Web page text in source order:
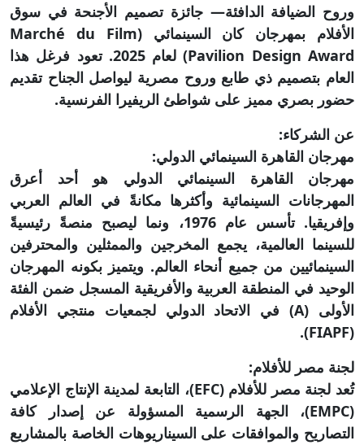
وروح الضيافة الدافئة— جائزة تصميم الأجنحة في سوق
الأفلام بمهرجان كان السينمائي (Marché du Film
Pavilion Design Award) لعام 2025. تعود فرغل هذا
العام بتصميم ذي طابع وروح مصرية ليواصل الجناح تقديم
حضور بصري مميز على شواطئ الريفيرا الفرنسية.
عن الشركاء:
مهرجان القاهرة السينمائي الدولي:
مهرجان القاهرة السينمائي الدولي هو أحد أعرق
المهرجانات السينمائية وأكثرها مكانةً في العالم العربي
وإفريقيا. تأسس عام 1976، ونما ليصبح منصةً رئيسيةً
للسينما العالمية، يجمع المخرجين والممثلين والمحترفين
السينمائيين من جميع أنحاء العالم. ويتميز بكونه المهرجان
الوحيد في المنطقة العربية والأفريقية المسجل ضمن الفئة
الأولى (A) في الاتحاد الدولي لجمعيات منتجي الأفلام
(FIAPF).
لجنة مصر للأفلام:
تُعد لجنة مصر للأفلام (EFC)، التابعة لمدينة الإنتاج الإعلامي
(EMPC)، الجهة الرسمية المسؤولة عن إصدار كافة
التصاريح والموافقات على السيناريوهات الخاصة بالمشاريع